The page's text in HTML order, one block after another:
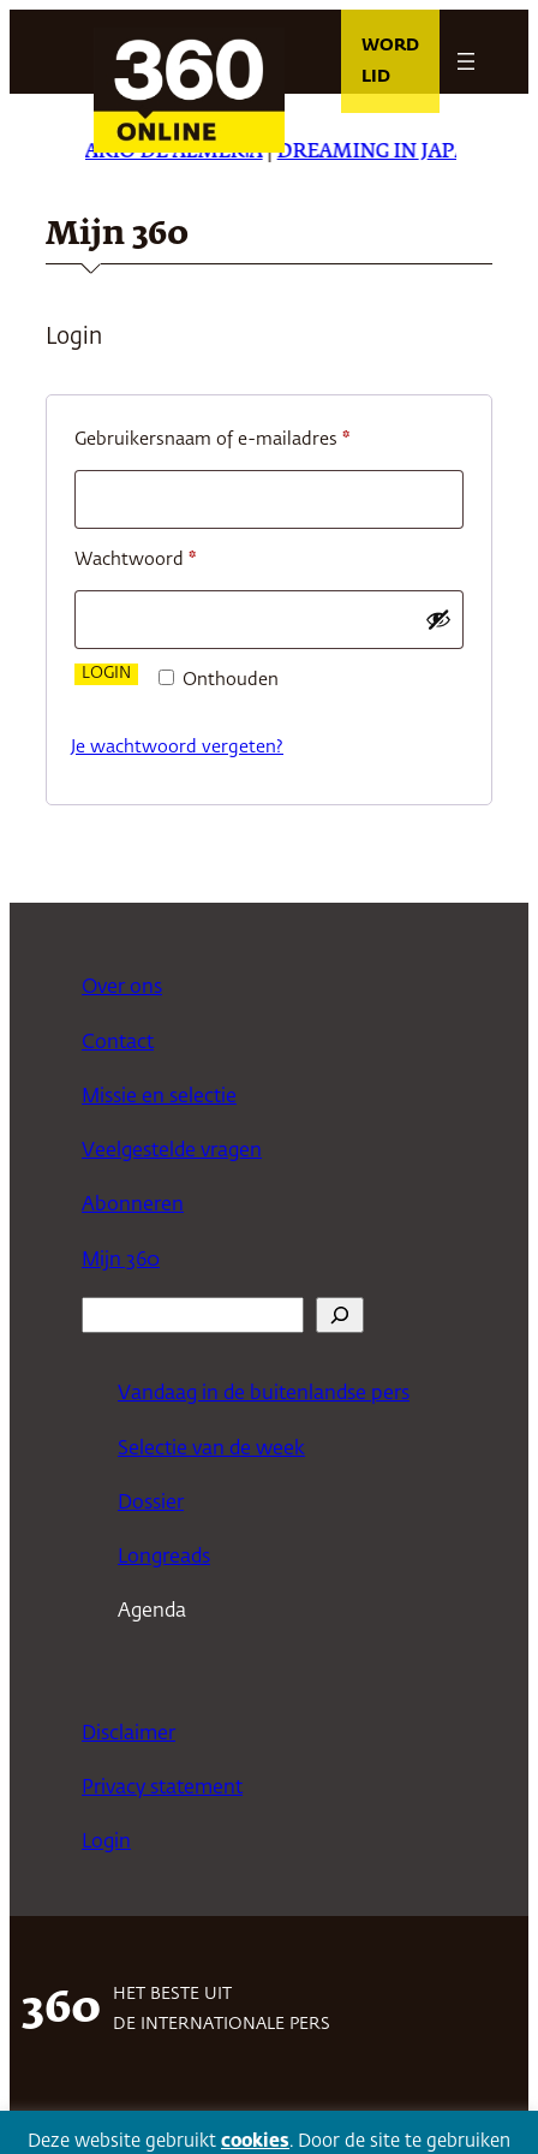
WORD
LID
EL DIARIO DE ALMERÍA|DREAMING IN JAPANESE
Mijn 360
Login
Gebruikersnaam of e-mailadres *Vereist
Wachtwoord *Vereist
Onthouden
LOGIN
Je wachtwoord vergeten?
Over ons
Contact
Missie en selectie
Veelgestelde vragen
Abonneren
Mijn 360
Vandaag in de buitenlandse pers
Selectie van de week
Dossier
Longreads
Agenda
Disclaimer
Privacy statement
Login
360
HET BESTE UIT
DE INTERNATIONALE PERS
Volg 360Facebook LinkedIn Twitter
Deze website gebruikt cookies. Door de site te gebruiken